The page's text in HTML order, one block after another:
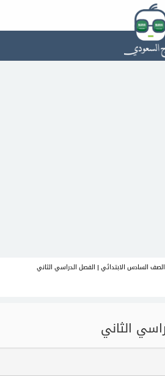
الصف السادس الابتدائي | الفصل الدراسي الثاني
الثاني